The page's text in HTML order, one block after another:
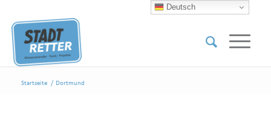
Startseite / Dortmund
Deutsch